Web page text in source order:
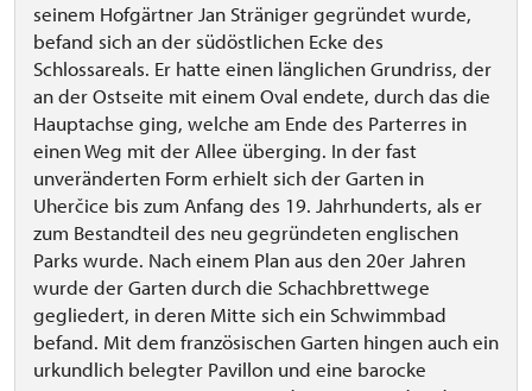
seinem Hofgärtner Jan Sträniger gegründet wurde,
befand sich an der südöstlichen Ecke des
Schlossareals. Er hatte einen länglichen Grundriss, der
an der Ostseite mit einem Oval endete, durch das die
Hauptachse ging, welche am Ende des Parterres in
einen Weg mit der Allee überging. In der fast
unveränderten Form erhielt sich der Garten in
Uherčice bis zum Anfang des 19. Jahrhunderts, als er
zum Bestandteil des neu gegründeten englischen
Parks wurde. Nach einem Plan aus den 20er Jahren
wurde der Garten durch die Schachbrettwege
gegliedert, in deren Mitte sich ein Schwimmbad
befand. Mit dem französischen Garten hingen auch ein
urkundlich belegter Pavillon und eine barocke